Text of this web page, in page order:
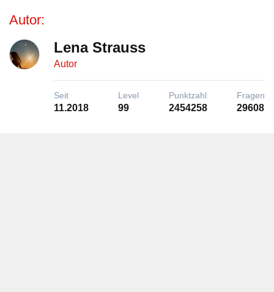
Autor:
Lena Strauss
Autor
Seit
11.2018
Level
99
Punktzahl
2454258
Fragen
29608